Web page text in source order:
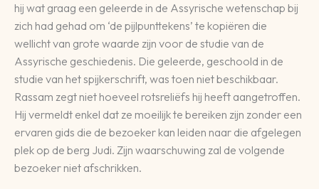
hij wat graag een geleerde in de Assyrische wetenschap bij
zich had gehad om ‘de pijlpunttekens’ te kopiëren die
wellicht van grote waarde zijn voor de studie van de
Assyrische geschiedenis. Die geleerde, geschoold in de
studie van het spijkerschrift, was toen niet beschikbaar.
Rassam zegt niet hoeveel rotsreliëfs hij heeft aangetroffen.
Hij vermeldt enkel dat ze moeilijk te bereiken zijn zonder een
ervaren gids die de bezoeker kan leiden naar die afgelegen
plek op de berg Judi. Zijn waarschuwing zal de volgende
bezoeker niet afschrikken.